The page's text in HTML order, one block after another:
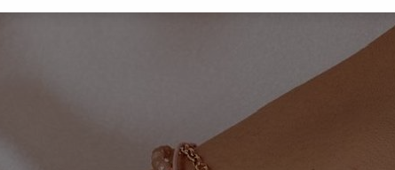
dotyczące plików cookie, wywołując narzędzie do zarządzania twoimi
odnośnik „Ustawienia prywatności ” w stopce serwisu i przechodząc do
plików cookie możliwa jest także za pomocą ustawień przeglądarki.
My, nasi Zaufani Partnerzy i Agora S.A. możemy przetwarzać dane
Użycie dokładnych danych geolokalizacyjnych. Aktywne skanowanie
Przechowywanie informacji na urządzeniu lub dostęp do nich.
badnie odbiorców i ulepszanie usług.Lista Zaufanych Partnerów